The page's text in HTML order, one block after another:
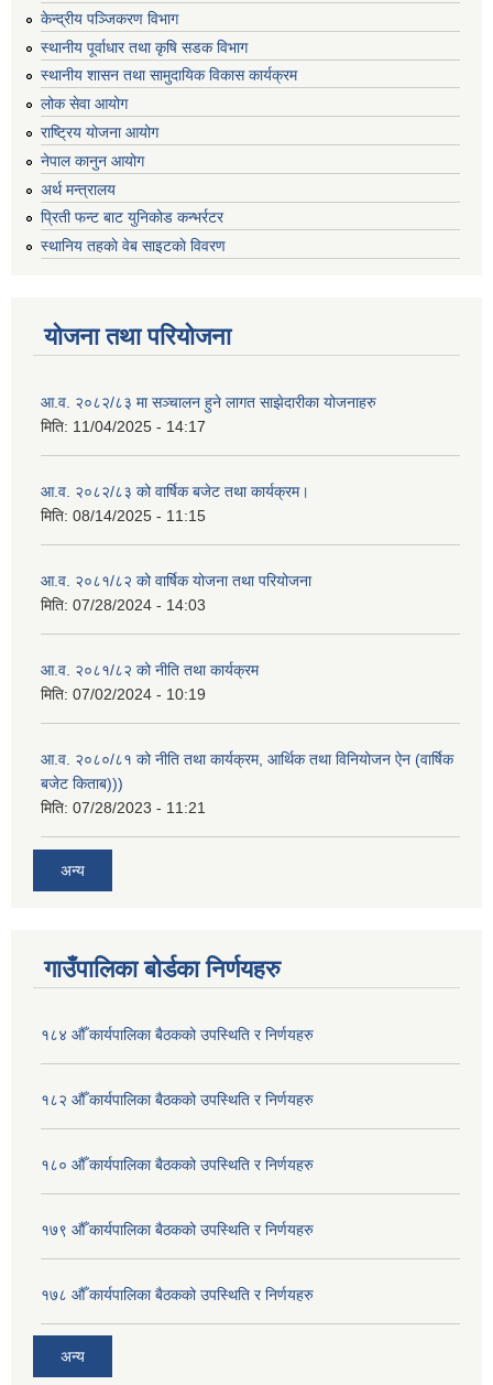
केन्द्रीय पञ्जिकरण विभाग
स्थानीय पूर्वाधार तथा कृषि सडक विभाग
स्थानीय शासन तथा सामुदायिक विकास कार्यक्रम
लोक सेवा आयोग
राष्ट्रिय योजना आयोग
नेपाल कानुन आयोग
अर्थ मन्त्रालय
प्रिती फन्ट बाट युनिकोड कन्भर्रटर
स्थानिय तहकाे वेब साइटकाे विवरण
योजना तथा परियोजना
आ.व. २०८२/८३ मा सञ्चालन हुने लागत साझेदारीका योजनाहरु
मिति: 11/04/2025 - 14:17
आ.व. २०८२/८३ को वार्षिक बजेट तथा कार्यक्रम।
मिति: 08/14/2025 - 11:15
आ.व. २०८१/८२ को वार्षिक योजना तथा परियोजना
मिति: 07/28/2024 - 14:03
आ.व. २०८१/८२ को नीति तथा कार्यक्रम
मिति: 07/02/2024 - 10:19
आ.व. २०८०/८१ को नीति तथा कार्यक्रम, आर्थिक तथा विनियोजन ऐन (वार्षिक
बजेट किताब)))
मिति: 07/28/2023 - 11:21
अन्य
गाउँपालिका बोर्डका निर्णयहरु
१८४ औँ कार्यपालिका बैठकको उपस्थिति र निर्णयहरु
१८२ औँ कार्यपालिका बैठकको उपस्थिति र निर्णयहरु
१८० औँ कार्यपालिका बैठकको उपस्थिति र निर्णयहरु
१७९ औँ कार्यपालिका बैठकको उपस्थिति र निर्णयहरु
१७८ औँ कार्यपालिका बैठकको उपस्थिति र निर्णयहरु
अन्य